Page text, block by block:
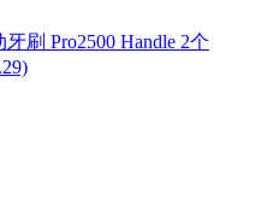
牙刷 Pro2500 Handle 2个